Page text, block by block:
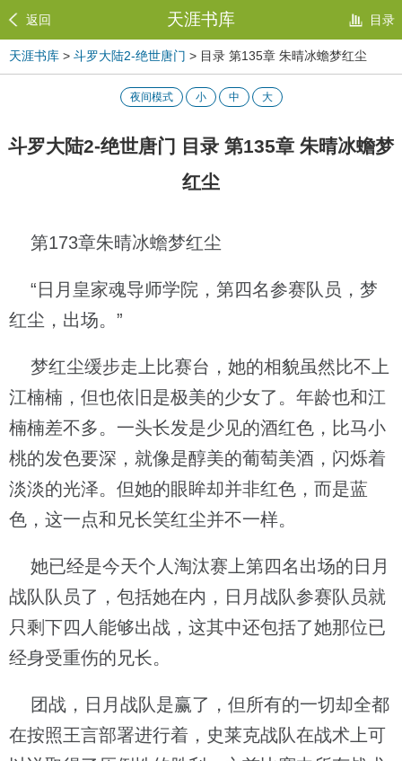
返回 天涯书库 目录
天涯书库 > 斗罗大陆2-绝世唐门 > 目录 第135章 朱晴冰蟾梦红尘
夜间模式 小 中 大
斗罗大陆2-绝世唐门 目录 第135章 朱晴冰蟾梦
红尘
第173章朱晴冰蟾梦红尘
“日月皇家魂导师学院，第四名参赛队员，梦
红尘，出场。”
梦红尘缓步走上比赛台，她的相貌虽然比不上
江楠楠，但也依旧是极美的少女了。年龄也和江
楠楠差不多。一头长发是少见的酒红色，比马小
桃的发色要深，就像是醇美的葡萄美酒，闪烁着
淡淡的光泽。但她的眼眸却并非红色，而是蓝
色，这一点和兄长笑红尘并不一样。
她已经是今天个人淘汰赛上第四名出场的日月
战队队员了，包括她在内，日月战队参赛队员就
只剩下四人能够出战，这其中还包括了她那位已
经身受重伤的兄长。
团战，日月战队是赢了，但所有的一切却全都
在按照王言部署进行着，史莱克战队在战术上可